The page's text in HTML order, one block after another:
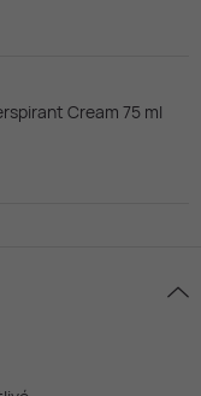
Cream 75 ml